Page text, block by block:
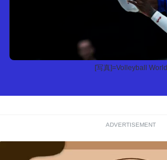
[写真]=Volleyball World
ADVERTISEMENT